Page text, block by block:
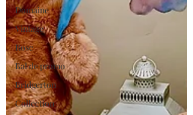
Domaine
Vintage
Rose
Bal de promo
Bridgerton
Collection